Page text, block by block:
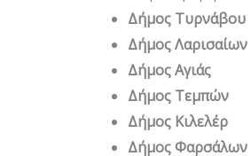
Δήμος Τυρνάβου
Δήμος Λαρισαίων
Δήμος Αγιάς
Δήμος Τεμπών
Δήμος Κιλελέρ
Δήμος Φαρσάλων